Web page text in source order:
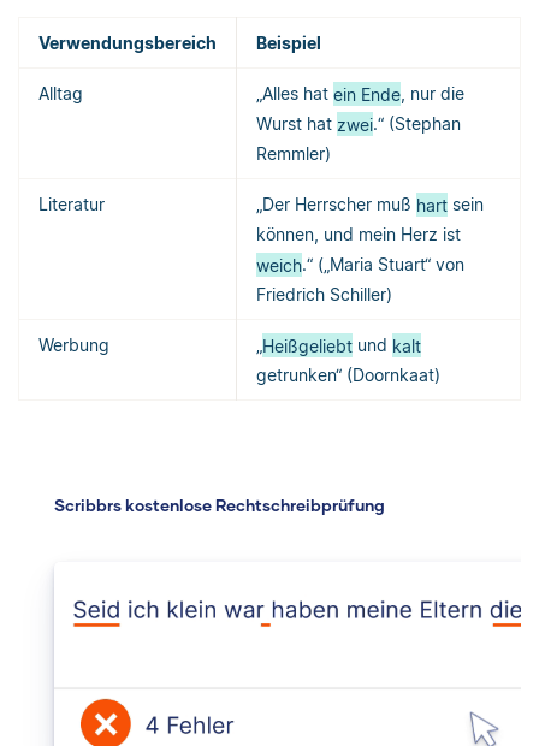
Verwendungsbereich Beispiel
Alltag „Alles hat ein Ende , nur die
Wurst hat zwei.“ (Stephan
Remmler)
Literatur „Der Herrscher muß hart sein
können, und mein Herz ist
weich.“ („Maria Stuart“ von
Friedrich Schiller)
Werbung Heißgeliebt und kalt
getrunken“ (Doornkaat)
Scribbrs kostenlose Rechtschreibprüfung